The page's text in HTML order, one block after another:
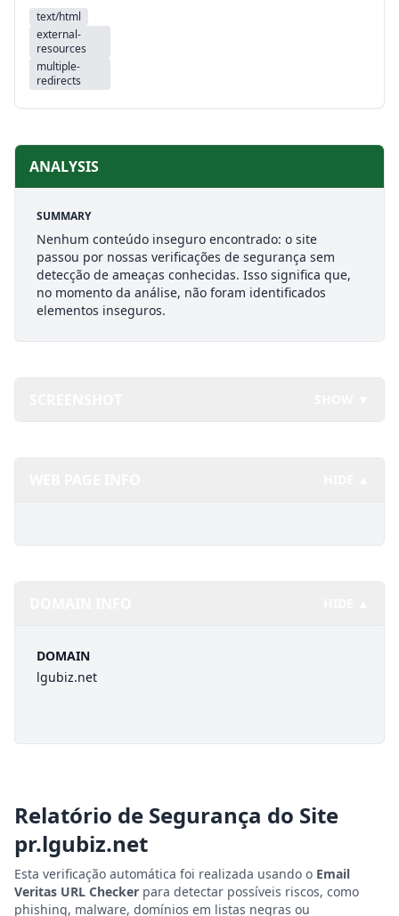
text/html
external-
resources
multiple-
redirects
ANALYSIS
SUMMARY
Nenhum conteúdo inseguro encontrado: o site
passou por nossas verificações de segurança sem
detecção de ameaças conhecidas. Isso significa que,
no momento da análise, não foram identificados
elementos inseguros.
DOMAIN
lgubiz.net
Relatório de Segurança do Site
pr.lgubiz.net
Esta verificação automática foi realizada usando o Email
Veritas URL Checker para detectar possíveis riscos, como
phishing, malware, domínios em listas negras ou